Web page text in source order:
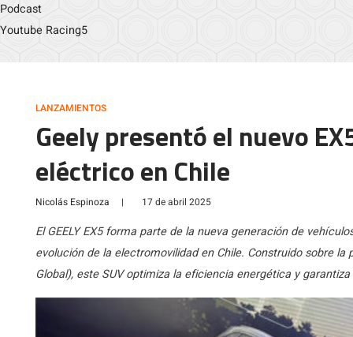
Podcast
Youtube Racing5
LANZAMIENTOS
Geely presentó el nuevo
eléctrico en Chile
Nicolás Espinoza | 17 de abril 2025
El GEELY EX5 forma parte de la nueva generación de
evolución de la electromovilidad en Chile. Construido sobre
Global), este SUV optimiza la eficiencia energética y